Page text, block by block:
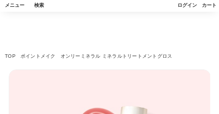
メニュー 検索 ログイン カート
TOP ポイントメイク オンリーミネラル ミネラルトリートメントグロス